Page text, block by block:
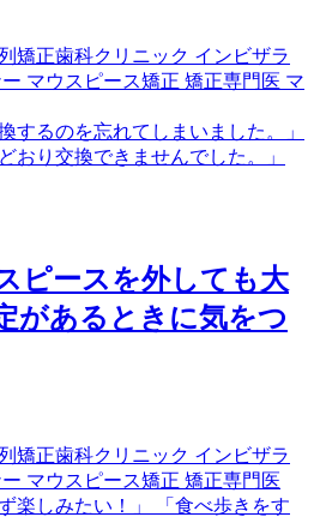
するのを忘れてしまいました。」
おり交換できませんでした。」
ピースを外しても大
があるときに気をつ
楽しみたい！」 「食べ歩きをす